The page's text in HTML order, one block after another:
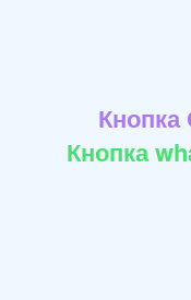
Кнопка